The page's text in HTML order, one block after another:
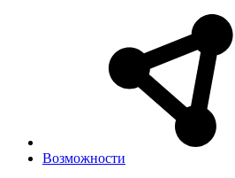
Возможности